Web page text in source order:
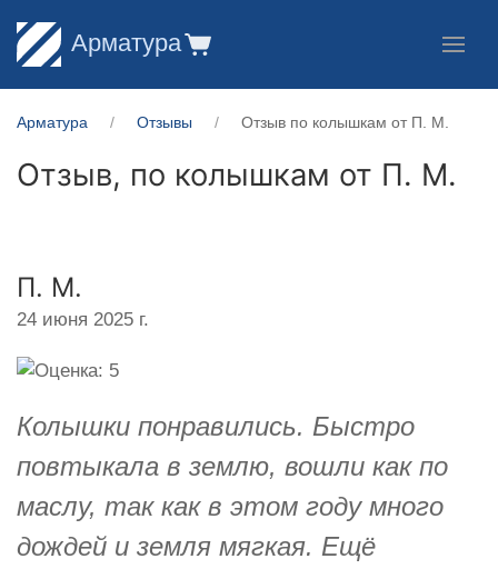
Арматура
Арматура Отзывы Отзыв по колышкам от П. М.
Отзыв, по колышкам от П. М.
П. М.
24 июня 2025 г.
Колышки понравились. Быстро
повтыкала в землю, вошли как по
маслу, так как в этом году много
дождей и земля мягкая. Ещё